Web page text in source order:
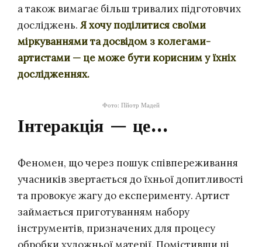
а також вимагає більш тривалих підготовчих
досліджень. Я хочу поділитися своїми
міркуваннями та досвідом з колегами-
артистами — це може бути корисним у їхніх
дослідженнях.
Фото: Пйотр Мадей
Інтеракція — це…
Феномен, що через пошук співпереживання
учасників звертається до їхньої допитливості
та провокує жагу до експерименту. Артист
займається приготуванням набору
інструментів, призначених для процесу
обробки художньої матерії. Помістивши ці